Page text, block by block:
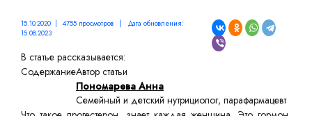
15.10.2020 | 4755 просмотров | Дата обновления:
15.08.2023
В статье рассказывается:
СодержаниеАвтор статьи
Пономарева Анна
Семейный и детский нутрициолог, парафармацевт